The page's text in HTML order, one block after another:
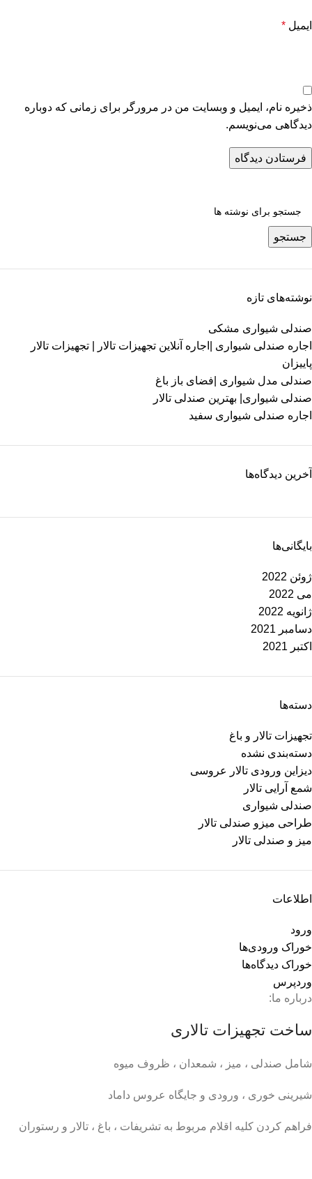
ایمیل *
ذخیره نام، ایمیل و وبسایت من در مرورگر برای زمانی که دوباره
دیدگاهی می‌نویسم.
جستجو
نوشته‌های تازه
صندلی شیواری مشکی
اجاره صندلی شیواری |اجاره آنلاین تجهیزات تالار | تجهیزات تالار
پاییزان
صندلی مدل شیواری |فضای باز باغ
صندلی شیواری| بهترین صندلی تالار
اجاره صندلی شیواری سفید
آخرین دیدگاه‌ها
بایگانی‌ها
ژوئن 2022
می 2022
ژانویه 2022
دسامبر 2021
اکتبر 2021
دسته‌ها
تجهیزات تالار و باغ
دسته‌بندی نشده
دیزاین ورودی تالار عروسی
شمع آرایی تالار
صندلی شیواری
طراحی میزو صندلی تالار
میز و صندلی تالار
اطلاعات
ورود
خوراک ورودی‌ها
خوراک دیدگاه‌ها
وردپرس
درباره ما:
ساخت تجهیزات تالاری
شامل صندلی ، میز ، شمعدان ، ظروف میوه
شیرینی خوری ، ورودی و جایگاه عروس داماد
فراهم کردن کلیه اقلام مربوط به تشریفات ، باغ ، تالار و رستوران